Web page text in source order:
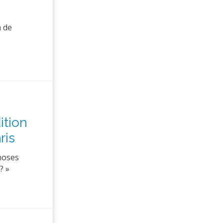
de
»